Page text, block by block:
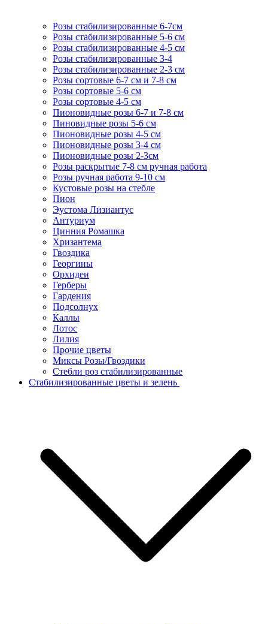
Розы стабилизированные 6-7см
Розы стабилизированные 5-6 см
Розы стабилизированные 4-5 см
Розы стабилизированные 3-4
Розы стабилизированные 2-3 см
Розы сортовые 6-7 см и 7-8 см
Розы сортовые 5-6 см
Розы сортовые 4-5 см
Пионовидные розы 6-7 и 7-8 см
Пиновидные розы 5-6 см
Пионовидные розы 4-5 см
Пионовидные розы 3-4 см
Пионовидные розы 2-3см
Розы раскрытые 7-8 см ручная работа
Розы ручная работа 9-10 см
Кустовые розы на стебле
Пион
Эустома Лизиантус
Антуриум
Цинния Ромашка
Хризантема
Гвоздика
Георгины
Орхидеи
Герберы
Гардения
Подсолнух
Каллы
Лотос
Лилия
Прочие цветы
Миксы Розы/Гвоздики
Стебли роз стабилизированные
Стабилизированные цветы и зелень